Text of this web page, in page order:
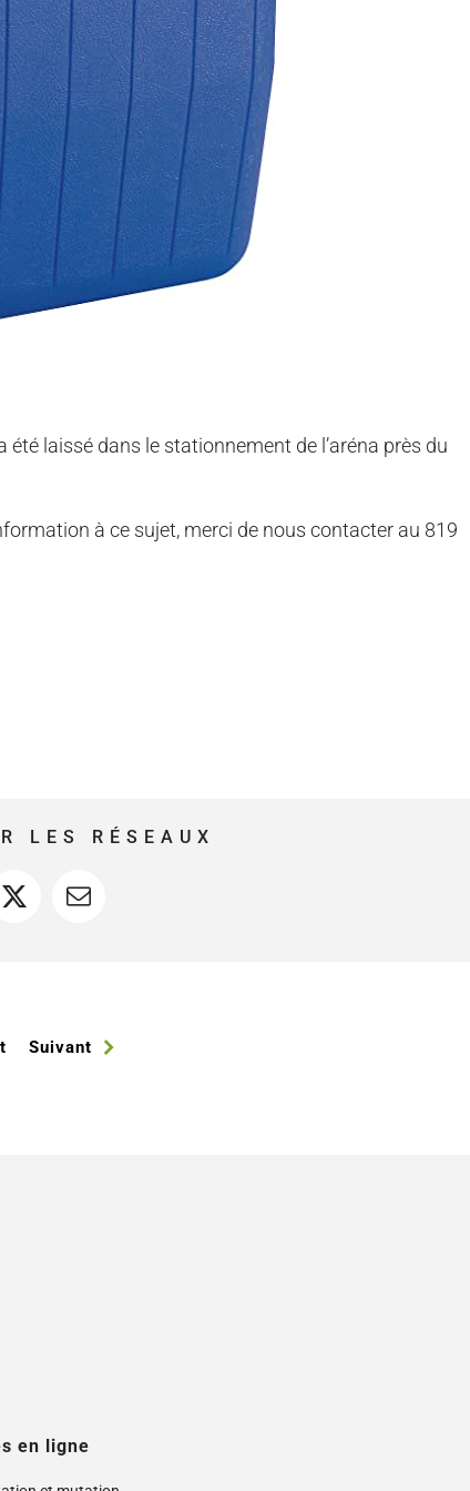
laissé dans le stationnement de l’aréna près du
à ce sujet, merci de nous contacter au 819
LES RÉSEAUX
X Courriel
Suivant
en ligne